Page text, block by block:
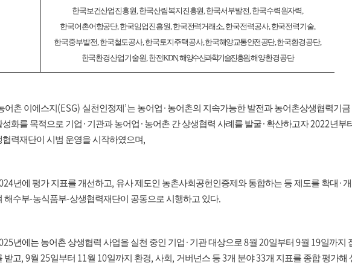
한국보건산업진흥원,한국산림복지진흥원,한국서부발전,한국수력원자력,
한국어촌어항공단,한국임업진흥원,한국전력거래소,한국전력공사,한국전력기술,
한국중부발전,한국철도공사,한국토지주택공사,한국해양교통안전공단,한국환경공단,
한국환경산업기술원,한전KDN,해양수산과학기술진흥원해양환경공단
어촌 이에스지 (ESG) 실천인정제 ’는 농어업 · 농어촌의 지속가능한 발전과 농어촌상생협력기금
성화를 목적으로 기업 · 기관과 농어업 · 농어촌 간 상생협력 사례를 발굴· 확산하고자2022년부
협력재단이 시범 운영을 시작하였으며,
년에 평가 지표를 개선하고, 유사 제도인 농촌사회공헌인증제와 통합하는 등 제도를 확대 ·
해수부-농식품부-상생협력재단이 공동으로 시행하고 있다.
년에는 농어촌 상생협력 사업을 실천 중인 기업 · 기관 대상으로 8월 20일부터 9월 19일까지
받고, 9월 25일부터 11월 10일까지 환경, 사회 , 거버넌스 등3개 분야33개 지표를 종합 평가해